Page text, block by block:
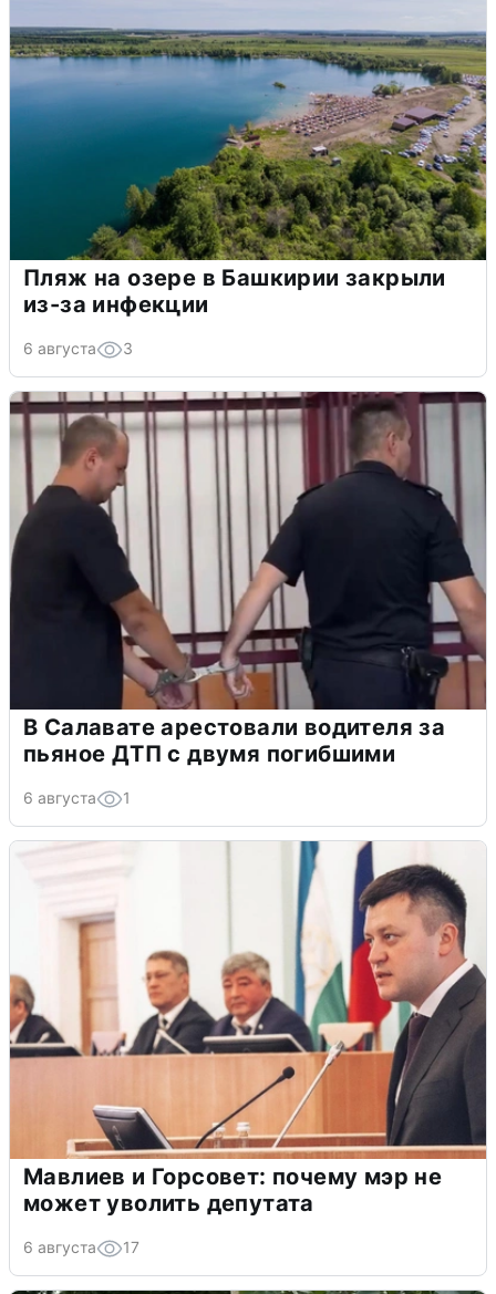
Пляж на озере в Башкирии закрыли
из-за инфекции
6 августа 3
В Салавате арестовали водителя за
пьяное ДТП с двумя погибшими
6 августа 1
Мавлиев и Горсовет: почему мэр не
может уволить депутата
6 августа 17